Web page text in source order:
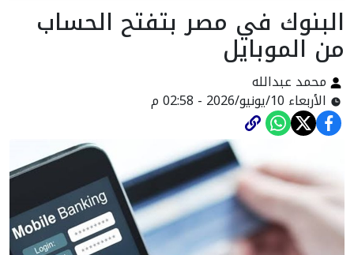
البنوك في مصر بتفتح الحساب
من الموبايل
محمد عبدالله
الأربعاء 10/يونيو/2026 - 02:58 م